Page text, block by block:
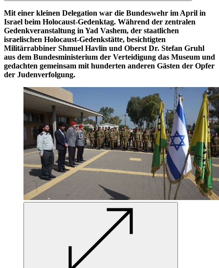
Mit einer kleinen Delegation war die Bundeswehr im April in
Israel beim Holocaust-Gedenktag. Während der zentralen
Gedenkveranstaltung in Yad Vashem, der staatlichen
israelischen Holocaust-Gedenkstätte, besichtigten
Militärrabbiner Shmuel Havlin und Oberst Dr. Stefan Gruhl
aus dem Bundesministerium der Verteidigung das Museum und
gedachten gemeinsam mit hunderten anderen Gästen der Opfer
der Judenverfolgung.